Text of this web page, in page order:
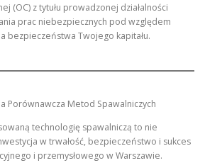
(OC) z tytułu prowadzonej działalności
prac niebezpiecznych pod względem
bezpieczeństwa Twojego kapitału.
Porównawcza Metod Spawalniczych
technologię spawalniczą to nie
w trwałość, bezpieczeństwo i sukces
i przemysłowego w Warszawie.